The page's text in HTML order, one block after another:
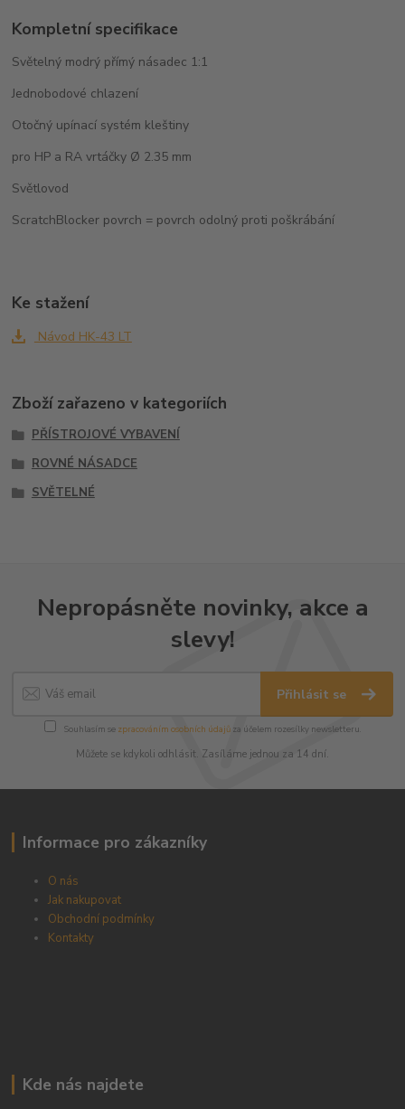
Kompletní specifikace
Světelný modrý přímý násadec 1:1
Jednobodové chlazení
Otočný upínací systém kleštiny
pro HP a RA vrtáčky Ø 2.35 mm
Světlovod
ScratchBlocker povrch = povrch odolný proti poškrábání
Ke stažení
Návod HK-43 LT
Zboží zařazeno v kategoriích
PŘÍSTROJOVÉ VYBAVENÍ
ROVNÉ NÁSADCE
SVĚTELNÉ
Nepropásněte novinky, akce a
slevy!
Přihlásit se
Souhlasím se zpracováním osobních údajůza účelem rozesílky newsletteru.
Můžete se kdykoli odhlásit. Zasíláme jednou za 14 dní.
Informace pro zákazníky
O nás
Jak nakupovat
Obchodní podmínky
Kontakty
Kde nás najdete